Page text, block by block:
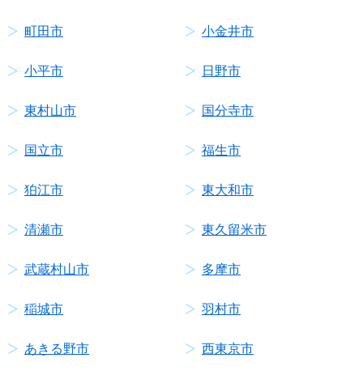
町田市 小金井市
小平市 日野市
東村山市 国分寺市
国立市 福生市
狛江市 東大和市
清瀬市 東久留米市
武蔵村山市 多摩市
稲城市 羽村市
あきる野市 西東京市